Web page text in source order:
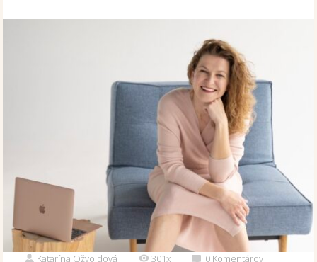
Katarína Ožvoldová 301x 0 Komentárov